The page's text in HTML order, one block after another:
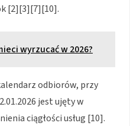
[2][3][7][10].
wyrzucać w 2026?
odbiorów, przy
jest ujęty w
ciągłości usług [10].